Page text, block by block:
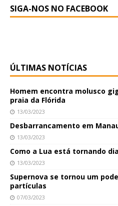
SIGA-NOS NO FACEBOOK
ÚLTIMAS NOTÍCIAS
Homem encontra molusco
praia da Flórida
13/03/2023
Desbarrancamento em
13/03/2023
Como a Lua está tornando
13/03/2023
Supernova se tornou um
partículas
07/03/2023